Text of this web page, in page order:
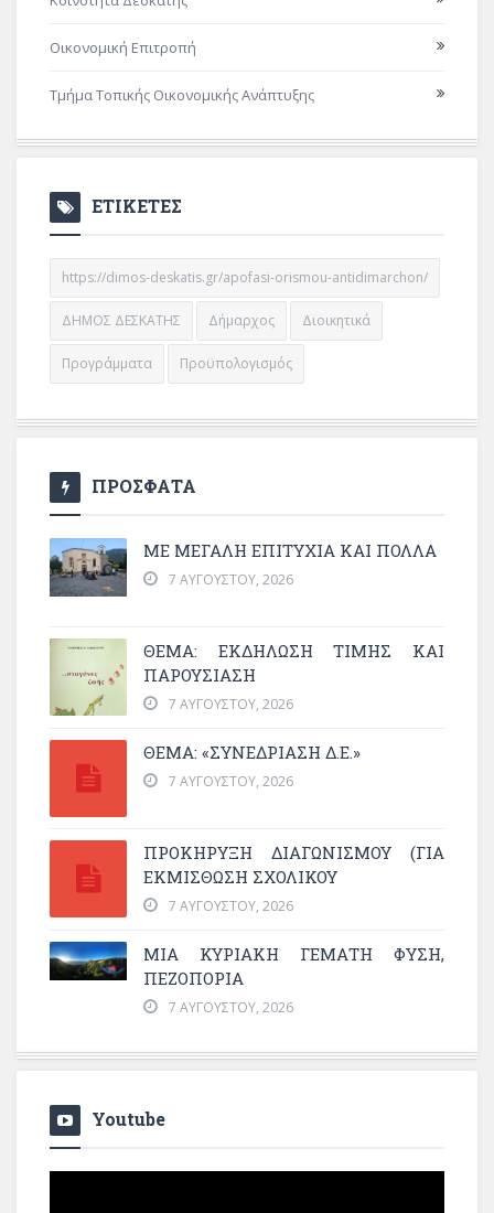
Οικονομική Επιτροπή
Τμήμα Τοπικής Οικονομικής Ανάπτυξης
ΕΤΙΚΕΤΕΣ
https://dimos-deskatis.gr/apofasi-orismou-antidimarchon/
ΔΗΜΟΣ ΔΕΣΚΑΤΗΣ Δήμαρχος Διοικητικά
Προγράμματα Προϋπολογισμός
ΠΡΟΣΦΑΤΑ
ΜΕ ΜΕΓΆΛΗ ΕΠΙΤΥΧΊΑ ΚΑΙ ΠΟΛΛΆ
7 ΑΥΓΟΎΣΤΟΥ, 2026
ΘΈΜΑ: ΕΚΔΉΛΩΣΗ ΤΙΜΉΣ ΚΑΙ
ΠΑΡΟΥΣΊΑΣΗ
7 ΑΥΓΟΎΣΤΟΥ, 2026
ΘΕΜΑ: «ΣΥΝΕΔΡΊΑΣΗ Δ.Ε.»
7 ΑΥΓΟΎΣΤΟΥ, 2026
ΠΡΟΚΗΡΥΞΗ ΔΙΑΓΩΝΙΣΜΟΥ (ΓΙΑ
ΕΚΜΊΣΘΩΣΗ ΣΧΟΛΙΚΟΎ
7 ΑΥΓΟΎΣΤΟΥ, 2026
ΜΙΑ ΚΥΡΙΑΚΉ ΓΕΜΆΤΗ ΦΎΣΗ,
ΠΕΖΟΠΟΡΊΑ
7 ΑΥΓΟΎΣΤΟΥ, 2026
Youtube